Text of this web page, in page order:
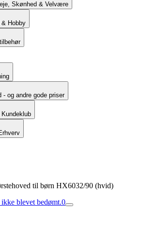
Skønhed & Velvære
Hobby
- og andre gode priser
til børn HX6032/90 (hvid)
blevet bedømt.0